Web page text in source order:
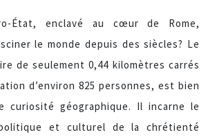
État, enclavé au cœur de Rome,
le monde depuis des siècles? Le
de seulement 0,44 kilomètres carrés
d’environ 825 personnes, est bien
curiosité géographique. Il incarne le
et culturel de la chrétienté